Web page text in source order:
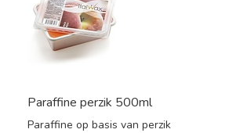
Paraffine perzik 500ml
Paraffine op basis van perzik